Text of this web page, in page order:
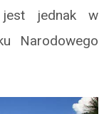
jest jednak w
Narodowego